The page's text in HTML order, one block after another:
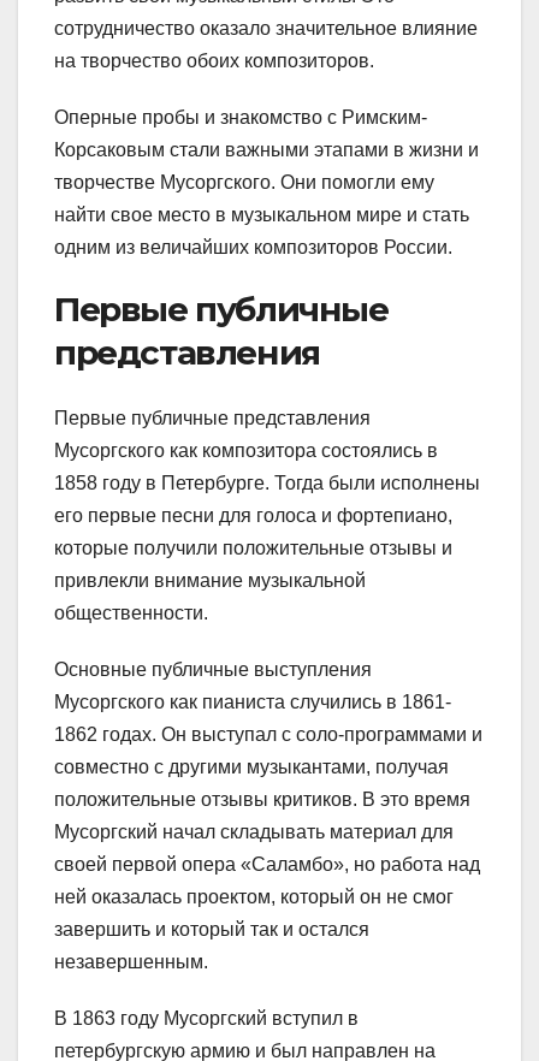
сотрудничество оказало значительное влияние
на творчество обоих композиторов.
Оперные пробы и знакомство с Римским-
Корсаковым стали важными этапами в жизни и
творчестве Мусоргского. Они помогли ему
найти свое место в музыкальном мире и стать
одним из величайших композиторов России.
Первые публичные
представления
Первые публичные представления
Мусоргского как композитора состоялись в
1858 году в Петербурге. Тогда были исполнены
его первые песни для голоса и фортепиано,
которые получили положительные отзывы и
привлекли внимание музыкальной
общественности.
Основные публичные выступления
Мусоргского как пианиста случились в 1861-
1862 годах. Он выступал с соло-программами и
совместно с другими музыкантами, получая
положительные отзывы критиков. В это время
Мусоргский начал складывать материал для
своей первой опера «Саламбо», но работа над
ней оказалась проектом, который он не смог
завершить и который так и остался
незавершенным.
В 1863 году Мусоргский вступил в
петербургскую армию и был направлен на